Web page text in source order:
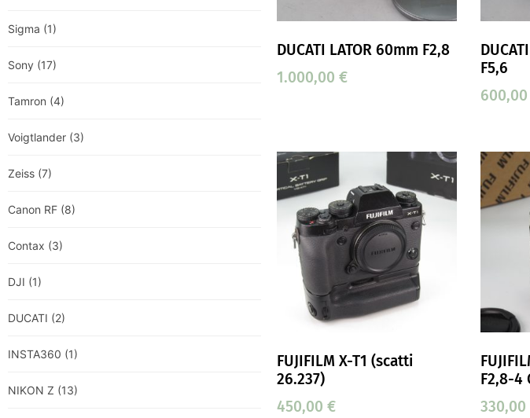
Sigma (1)
Sony (17)
Tamron (4)
Voigtlander (3)
Zeiss (7)
Canon RF (8)
Contax (3)
DJI (1)
DUCATI (2)
INSTA360 (1)
NIKON Z (13)
DUCATI LATOR 60mm F2,8
1.000,00 €
F5,6
FUJIFILM X-T1 (scatti
26.237)
450,00 €
F2,8-4
330,00